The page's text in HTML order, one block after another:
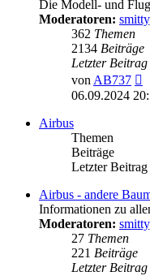
Die Modell- und
Moderatoren: smitty
362 Themen
2134 Beiträge
Letzter Beitrag
vonAB737
06.09.2024
Airbus
Themen
Beiträge
Letzter Beitrag
Airbus - andere
Informationen zu
Moderatoren: smitty
27 Themen
221 Beiträge
Letzter Beitrag